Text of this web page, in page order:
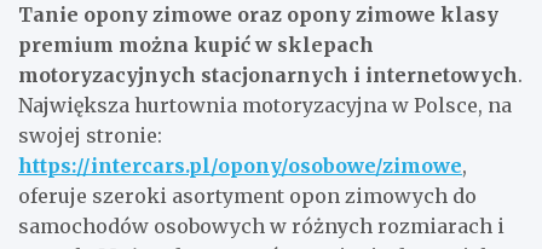
Tanie opony zimowe oraz opony zimowe klasy
premium można kupić w sklepach
motoryzacyjnych stacjonarnych i internetowych.
Największa hurtownia motoryzacyjna w Polsce, na
swojej stronie:
https://intercars.pl/opony/osobowe/zimowe,
oferuje szeroki asortyment opon zimowych do
samochodów osobowych w różnych rozmiarach i